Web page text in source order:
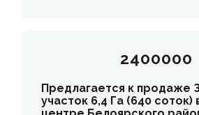
2400000
Предлагается к продаже
участок 6,4 Га (640 соток)